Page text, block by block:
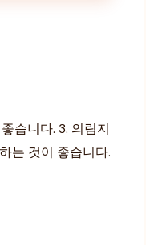
습니다. 3. 의림지
는 것이 좋습니다.